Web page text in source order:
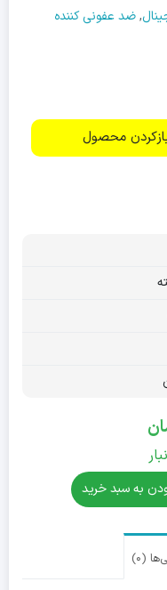
,ضد عفونی کننده
به سبد خرید
(0)